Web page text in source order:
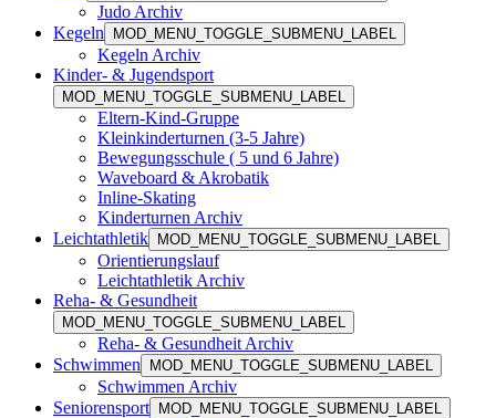
Judo Archiv
Kegeln
MOD_MENU_TOGGLE_SUBMENU_LABEL
Kegeln Archiv
Kinder- & Jugendsport
MOD_MENU_TOGGLE_SUBMENU_LABEL
Eltern-Kind-Gruppe
Kleinkinderturnen (3-5 Jahre)
Bewegungsschule ( 5 und 6 Jahre)
Waveboard & Akrobatik
Inline-Skating
Kinderturnen Archiv
Leichtathletik
MOD_MENU_TOGGLE_SUBMENU_LABEL
Orientierungslauf
Leichtathletik Archiv
Reha- & Gesundheit
MOD_MENU_TOGGLE_SUBMENU_LABEL
Reha- & Gesundheit Archiv
Schwimmen
MOD_MENU_TOGGLE_SUBMENU_LABEL
Schwimmen Archiv
Seniorensport
MOD_MENU_TOGGLE_SUBMENU_LABEL